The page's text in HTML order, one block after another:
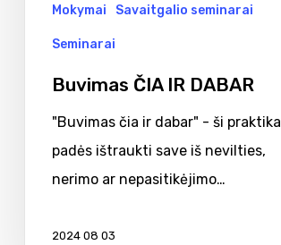
Mokymai Savaitgalio seminarai
Seminarai
Buvimas ČIA IR DABAR
"Buvimas čia ir dabar" - ši praktika
padės ištraukti save iš nevilties,
nerimo ar nepasitikėjimo…
2024 08 03